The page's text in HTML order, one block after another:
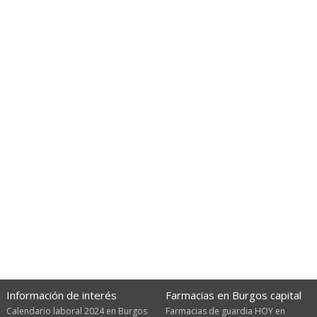
Información de interés
Calendario laboral 2024 en Burgos
Farmacias en Burgos capital
Farmacias de guardia HOY en